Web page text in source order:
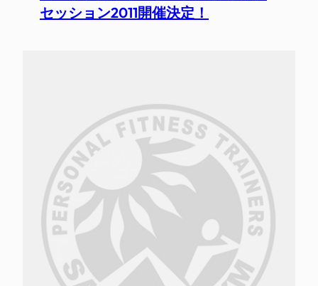
セッション2011開催決定！